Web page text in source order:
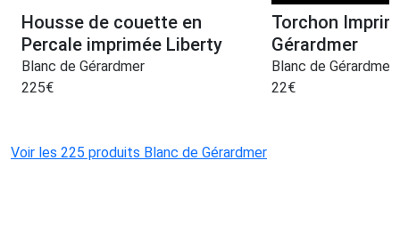
Housse de couette en
Percale imprimée Liberty
Blanc de Gérardmer
225€
Torchon
Gérardmer
Blanc de Gérardmer
22€
Voir les 225 produits Blanc de Gérardmer